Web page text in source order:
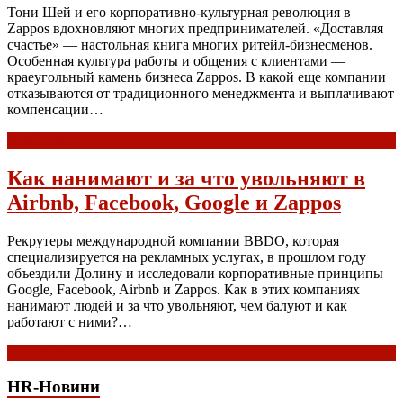
Тони Шей и его корпоративно-культурная революция в
Zappos вдохновляют многих предпринимателей. «Доставляя
счастье» — настольная книга многих ритейл-бизнесменов.
Особенная культура работы и общения с клиентами —
краеугольный камень бизнеса Zappos. В какой еще компании
отказываются от традиционного менеджмента и выплачивают
компенсации…
Как нанимают и за что увольняют в
Airbnb, Facebook, Google и Zappos
Рекрутеры международной компании BBDO, которая
специализируется на рекламных услугах, в прошлом году
объездили Долину и исследовали корпоративные принципы
Google, Facebook, Airbnb и Zappos. Как в этих компаниях
нанимают людей и за что увольняют, чем балуют и как
работают с ними?…
HR-Новини